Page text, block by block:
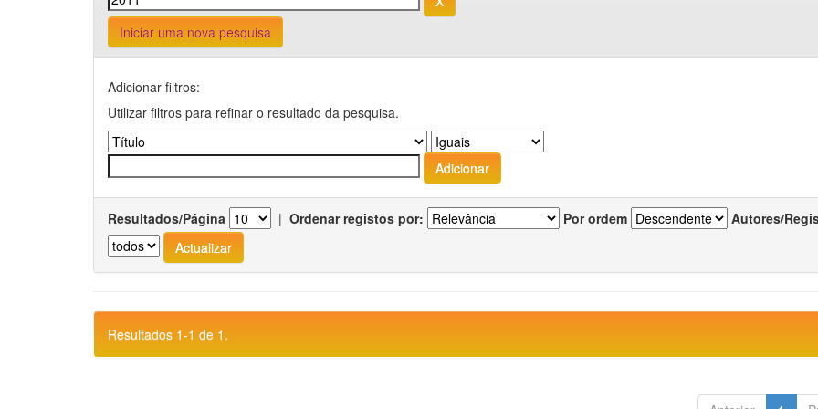
Iniciar uma nova pesquisa
Adicionar filtros:
Utilizar filtros para refinar o resultado da pesquisa.
Resultados/Página | Ordenar registos por: Por ordem Autores/
Resultados 1-1 de 1.